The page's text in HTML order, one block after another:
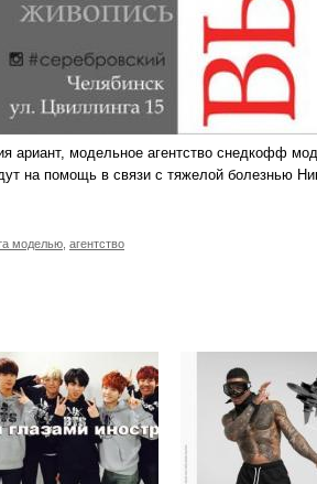
ариант, модельное агентство снедкофф
на помощь в связи с тяжелой болезнью
моделью агентство